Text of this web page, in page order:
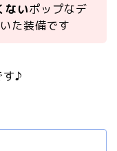
ないポップなデ
た装備です
♪